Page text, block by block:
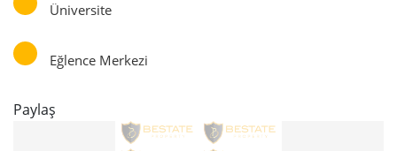
Üniversite
Eğlence Merkezi
Paylaş